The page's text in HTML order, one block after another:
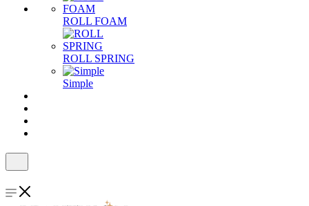
ROLL FOAM
ROLL SPRING
Simple